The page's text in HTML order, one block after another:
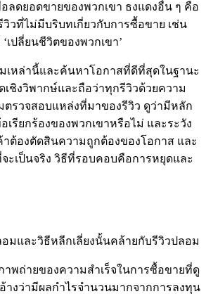
ลดยอดขายของพวกเขา ธงแดงอื่น ๆ คือ
วที่ไม่มีบริบทเกี่ยวกับการซื้อขาย เช่น
เปลี่ยนชีวิตของพวกเขา’
เหล่านี้และค้นหาโอกาสที่ดีที่สุดในฐานะ
ชิงวิพากษ์และถือว่าทุกรีวิวด้วยความ
รวจสอบแหล่งที่มาของรีวิว ดูว่ามีหลัก
รียกร้องของพวกเขาหรือไม่ และระวัง
าต้องตัดสินความถูกต้องของโอกาส และ
ะเป็นจริง วิธีที่รอบคอบคือการหยุดและ
มและวิธีหลีกเลี่ยงนั้นคล้ายกับรีวิวปลอม
าพถ่ายของความสำเร็จในการซื้อขายที่ดู
อ้างว่ามีผลกำไรจำนวนมากจากการลงทุน